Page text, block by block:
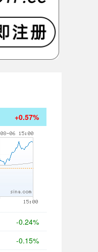
+0.57%
-0.24%
-0.15%